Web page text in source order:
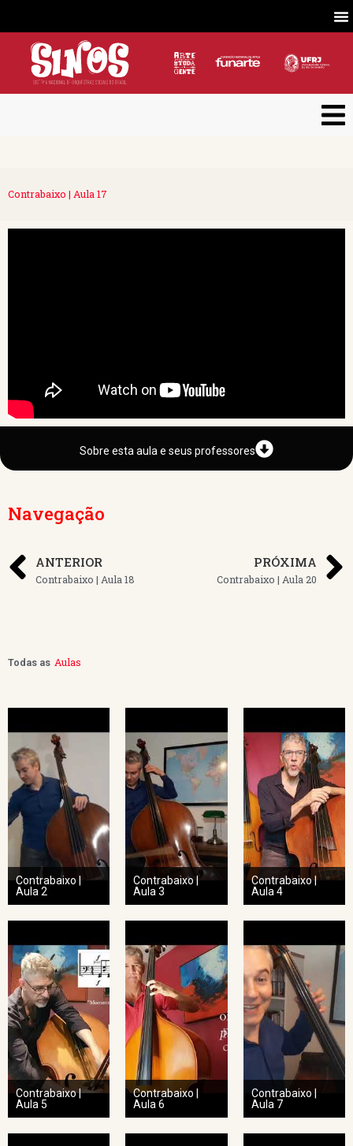
Contrabaixo | Aula 17
Sobre esta aula e seus professores
Navegação
ANTERIOR
Contrabaixo | Aula 18
PRÓXIMA
Contrabaixo | Aula 20
Todas as Aulas
Contrabaixo |
Aula 2
Contrabaixo |
Aula 3
Contrabaixo |
Aula 4
Contrabaixo |
Aula 5
Contrabaixo |
Aula 6
Contrabaixo |
Aula 7